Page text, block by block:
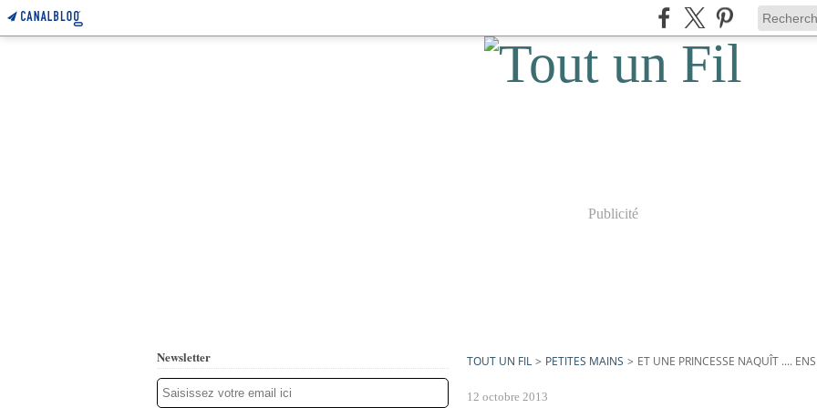
Publicité
Newsletter TOUT UN FIL > PETITES MAINS > ET UNE PRINCESSE NAQUÎT ....
12 octobre 2013